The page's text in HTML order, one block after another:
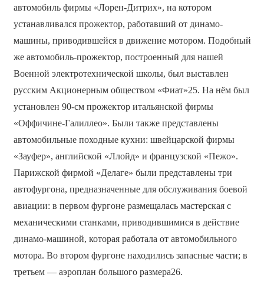
автомобиль фирмы «Лорен-Дитрих», на котором
устанавливался прожектор, работавший от динамо-
машины, приводившейся в движение мотором. Подобный
же автомобиль-прожектор, построенный для нашей
Военной электротехнической школы, был выставлен
русским Акционерным обществом «Фиат»25. На нём был
установлен 90-см прожектор итальянской фирмы
«Оффичине-Галиллео». Были также представлены
автомобильные походные кухни: швейцарской фирмы
«Зауфер», английской «Ллойд» и французской «Пежо».
Парижской фирмой «Делаге» были представлены три
автофургона, предназначенные для обслуживания боевой
авиации: в первом фургоне размещалась мастерская с
механическими станками, приводившимися в действие
динамо-машиной, которая работала от автомобильного
мотора. Во втором фургоне находились запасные части; в
третьем — аэроплан большого размера26.